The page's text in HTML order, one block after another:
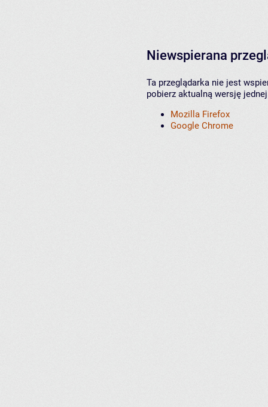
Niewspierana
Ta przeglądarka nie jest
pobierz aktualną wersję
Mozilla Firefox
Google Chrome